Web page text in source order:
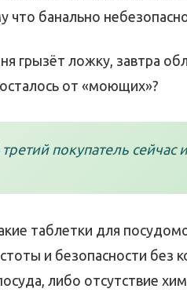
что банально
грызёт ложку, завтра
от «моющих»?
покупатель сейчас
таблетки для
и безопасности без
либо отсутствие